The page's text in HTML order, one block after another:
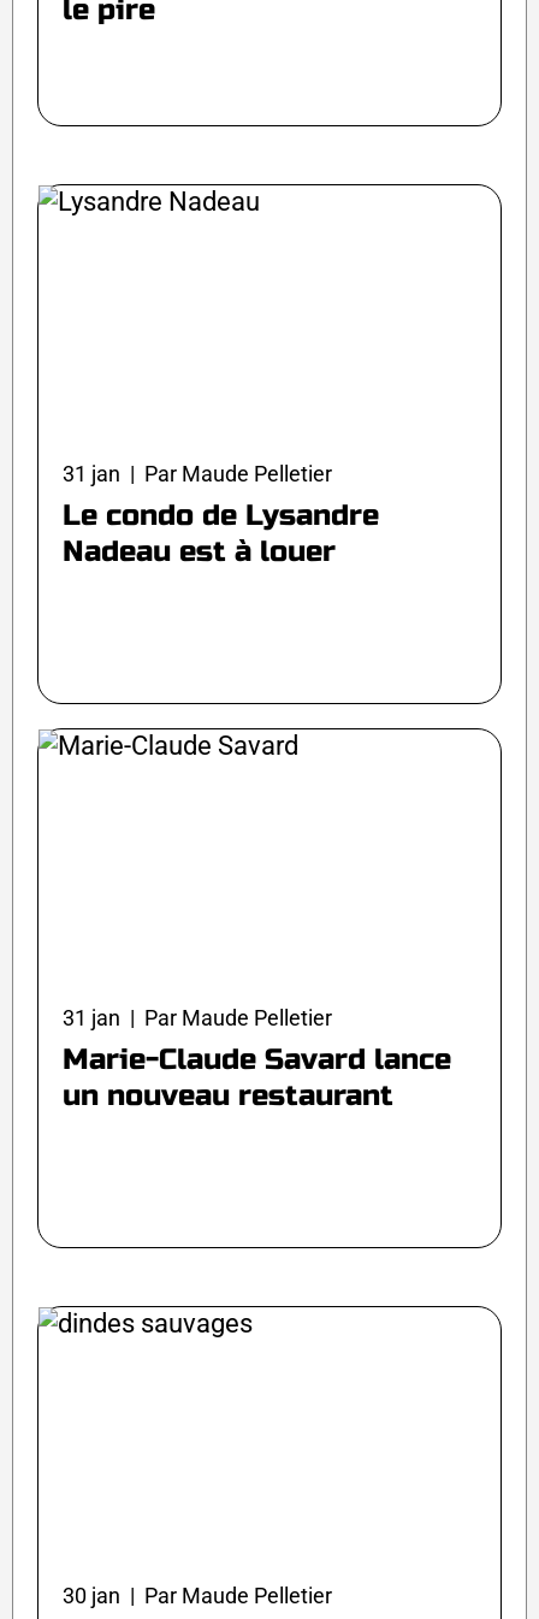
le pire
31 jan | Par Maude Pelletier
Le condo de Lysandre
Nadeau est à louer
31 jan | Par Maude Pelletier
Marie-Claude Savard lance
un nouveau restaurant
30 jan | Par Maude Pelletier